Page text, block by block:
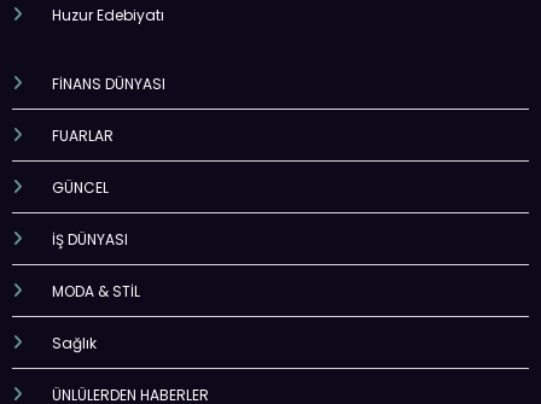
Huzur Edebiyatı
FİNANS DÜNYASI
FUARLAR
GÜNCEL
İŞ DÜNYASI
MODA & STİL
Sağlık
ÜNLÜLERDEN HABERLER